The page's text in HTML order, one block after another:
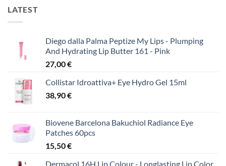
LATEST
Diego dalla Palma Peptize My Lips - Plumping
And Hydrating Lip Butter 161 - Pink
27,00€
Collistar Idroattiva+ Eye Hydro Gel 15ml
38,90€
Biovene Barcelona Bakuchiol Radiance Eye
Patches 60pcs
15,50€
Dermacol 16H Lip Colour - Longlasting Lip Color